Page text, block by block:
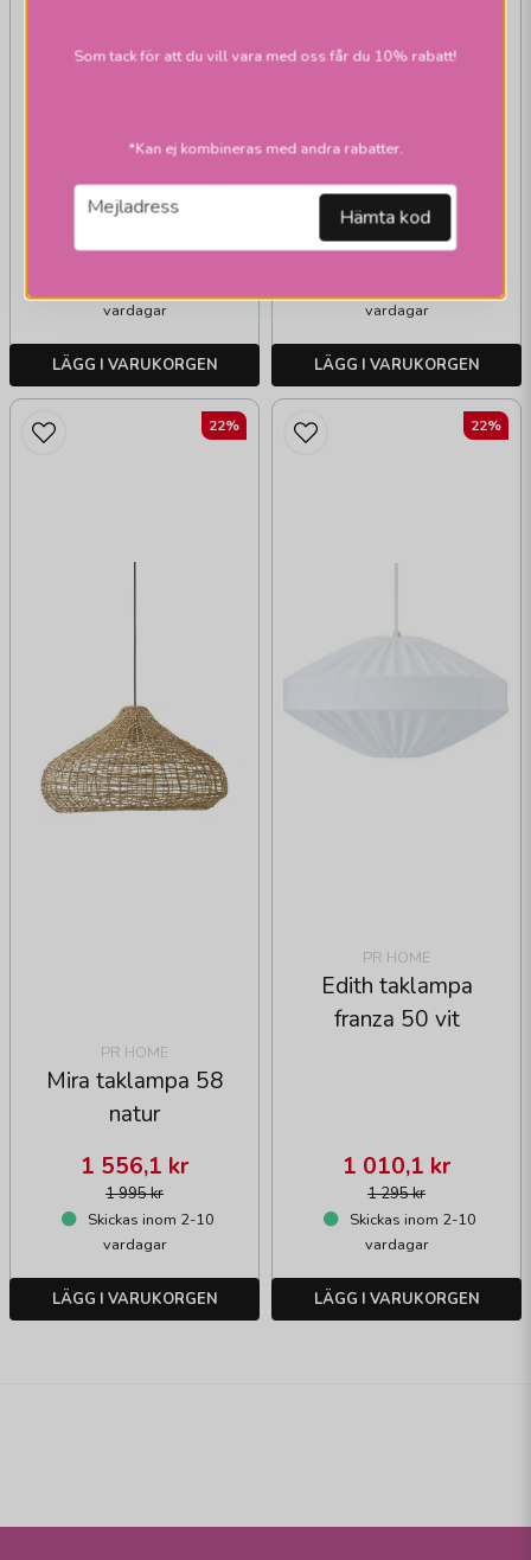
Marnie taklampa
marmor
vardagar
LÄGG I VARUKORGEN
Maple taklampa
542,1 kr
vardagar
LÄGG I VARUKORGEN
PR HOME
Mira taklampa 58
natur
1 995 kr
1 556,1 kr
Skickas inom 2-10
vardagar
LÄGG I VARUKORGEN
22%
PR HOME
Edith taklampa
franza 50 vit
1 295 kr
1 010,1 kr
Skickas inom 2-10
vardagar
LÄGG I VARUKORGEN
22%
Som tack för att du vill vara med oss får du 10% rabatt!
*Kan ej kombineras med andra rabatter.
email
Mejladress Hämta kod